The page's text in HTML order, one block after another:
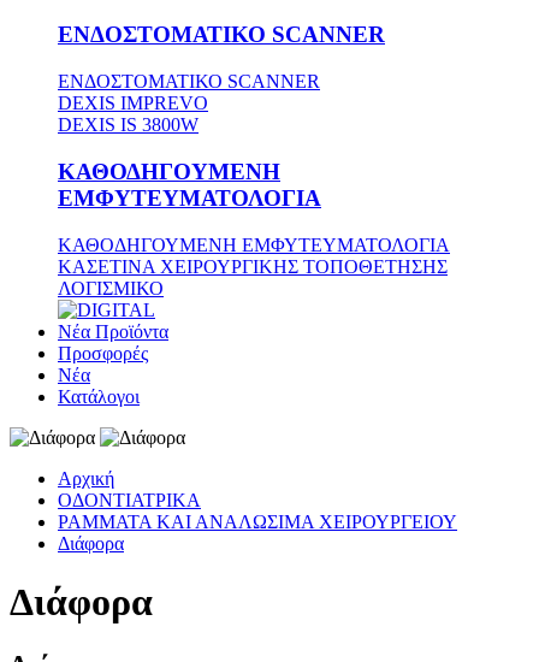
ΕΝΔΟΣΤΟΜΑΤΙΚΟ SCANNER
ΕΝΔΟΣΤΟΜΑΤΙΚΟ SCANNER
DEXIS IMPREVO
DEXIS IS 3800W
ΚΑΘΟΔΗΓΟΥΜΕΝΗ
ΕΜΦΥΤΕΥΜΑΤΟΛΟΓΙΑ
ΚΑΘΟΔΗΓΟΥΜΕΝΗ ΕΜΦΥΤΕΥΜΑΤΟΛΟΓΙΑ
ΚΑΣΕΤΙΝΑ ΧΕΙΡΟΥΡΓΙΚΗΣ ΤΟΠΟΘΕΤΗΣΗΣ
ΛΟΓΙΣΜΙΚΟ
Νέα Προϊόντα
Προσφορές
Νέα
Κατάλογοι
Αρχική
ΟΔΟΝΤΙΑΤΡΙΚΑ
ΡΑΜΜΑΤΑ ΚΑΙ ΑΝΑΛΩΣΙΜΑ ΧΕΙΡΟΥΡΓΕΙΟΥ
Διάφορα
Διάφορα